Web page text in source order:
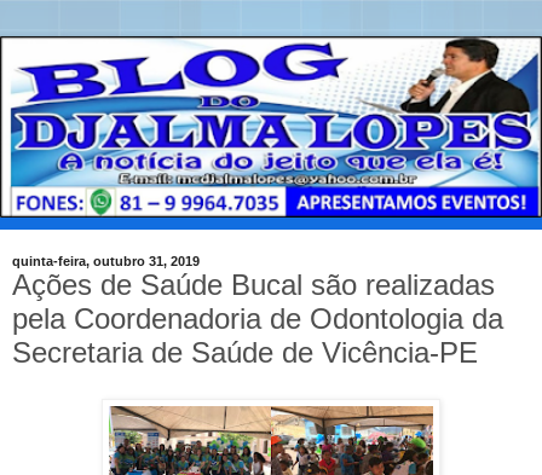
quinta-feira, outubro 31, 2019
Ações de Saúde Bucal são realizadas
pela Coordenadoria de Odontologia da
Secretaria de Saúde de Vicência-PE